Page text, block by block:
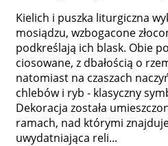
Kielich i puszka liturgiczna
mosiądzu, wzbogacone
podkreślają ich blask. Obie
ciosowane, z dbałością o
natomiast na czaszach
chlebów i ryb - klasyczny
Dekoracja została
ramach, nad którymi
uwydatniająca reli...